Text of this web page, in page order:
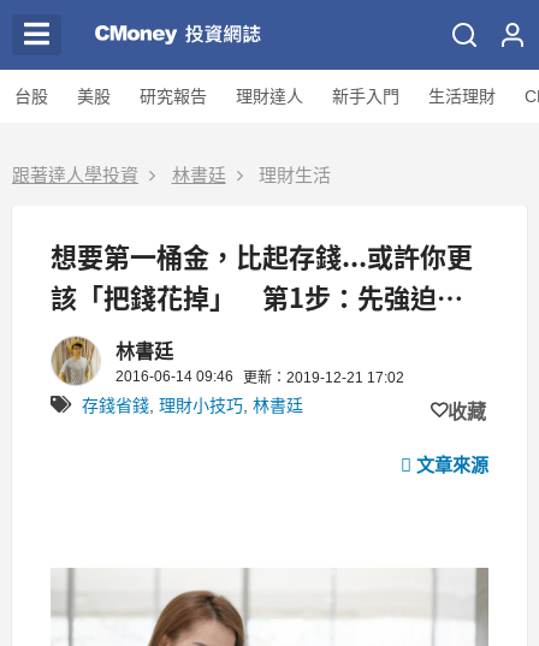
台股 美股 研究報告 理財達人 新手入門 生活理財
跟著達人學投資 林書廷 理財生活
想要第一桶金，比起存錢...或許你更
該「把錢花掉」 第1步：先強迫自
己有意義的花掉 5萬元
林書廷
2016-06-14 09:46 更新：2019-12-21 17:02
存錢省錢 理財小技巧 林書廷 收藏
文章來源